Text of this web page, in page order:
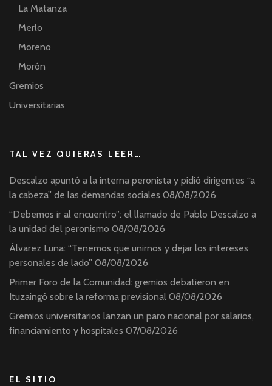
La Matanza
Merlo
Moreno
Morón
Gremios
Universitarias
TAL VEZ QUIERAS LEER…
Descalzo apuntó a la interna peronista y pidió dirigentes “a
la cabeza” de las demandas sociales 08/08/2026
“Debemos ir al encuentro”: el llamado de Pablo Descalzo a
la unidad del peronismo 08/08/2026
Álvarez Luna: “Tenemos que unirnos y dejar los intereses
personales de lado” 08/08/2026
Primer Foro de la Comunidad: gremios debatieron en
Ituzaingó sobre la reforma previsional 08/08/2026
Gremios universitarios lanzan un paro nacional por salarios,
financiamiento y hospitales 07/08/2026
EL SITIO